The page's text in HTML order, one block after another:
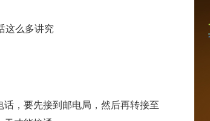
话，要先接到邮电局，然后再转接至